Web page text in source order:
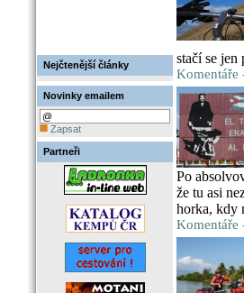
Nejčtenější články
Novinky emailem
Zapsat
Partneři
stačí se
Komentáře
Po
že tu asi
horka, kdy
Komentáře